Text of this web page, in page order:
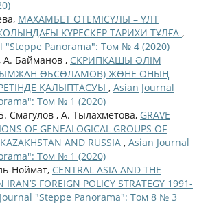
МАХАМБЕТ ӨТЕМІСҰЛЫ – ҰЛТ
КҮРЕСКЕР ТАРИХИ ТҰЛҒА ,
"Steppe Panorama": Том № 4 (2020)
А. Байманов , СКРИПКАШЫ ƏЛІМ
ƏБСƏЛАМОВ) ЖƏНЕ ОНЫҢ
ҚАЛЫПТАСУЫ , Asian Journal
Том № 1 (2020)
Смагулов , А. Тылахметова, GRAVE
OF GENEALOGICAL GROUPS OF
AND RUSSIA , Asian Journal
Том № 1 (2020)
Ноймат, CENTRAL ASIA AND THE
IRAN’S FOREIGN POLICY STRATEGY 1991-
"Steppe Panorama": Том 8 № 3